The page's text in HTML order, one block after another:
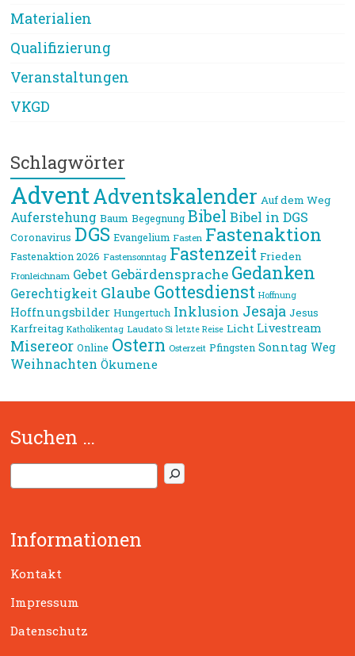
Materialien
Qualifizierung
Veranstaltungen
VKGD
Schlagwörter
AdventAdventskalender Auf dem Weg
Auferstehung Baum Begegnung Bibel Bibel in DGS
Coronavirus DGS Evangelium Fasten Fastenaktion
Fastenaktion 2026 Fastensonntag Fastenzeit Frieden
Fronleichnam Gebet Gebärdensprache Gedanken
Gerechtigkeit Glaube Gottesdienst Hoffnung
Hoffnungsbilder Hungertuch Inklusion Jesaja Jesus
Karfreitag Katholikentag Laudato Si letzte Reise Licht Livestream
Misereor Online Ostern Osterzeit Pfingsten Sonntag Weg
Weihnachten Ökumene
Suchen …
u
e
n
Informationen
Kontakt
Impressum
Datenschutz